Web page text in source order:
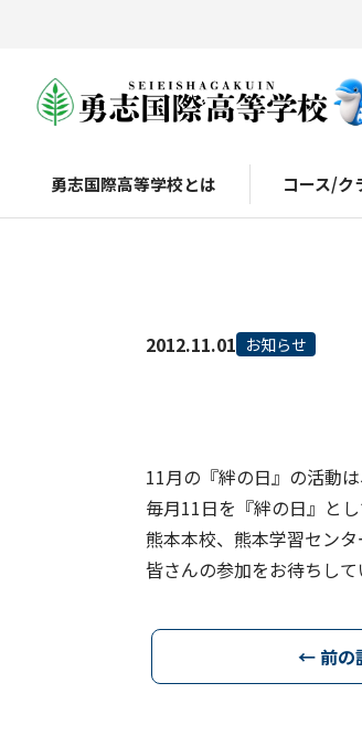
勇志国際高等学校とは コース/ク
2012.11.01 お知らせ
11月の『絆の日』の活動
毎月11日を『絆の日』と
熊本本校、熊本学習セン
皆さんの参加をお待ちして
← 前の